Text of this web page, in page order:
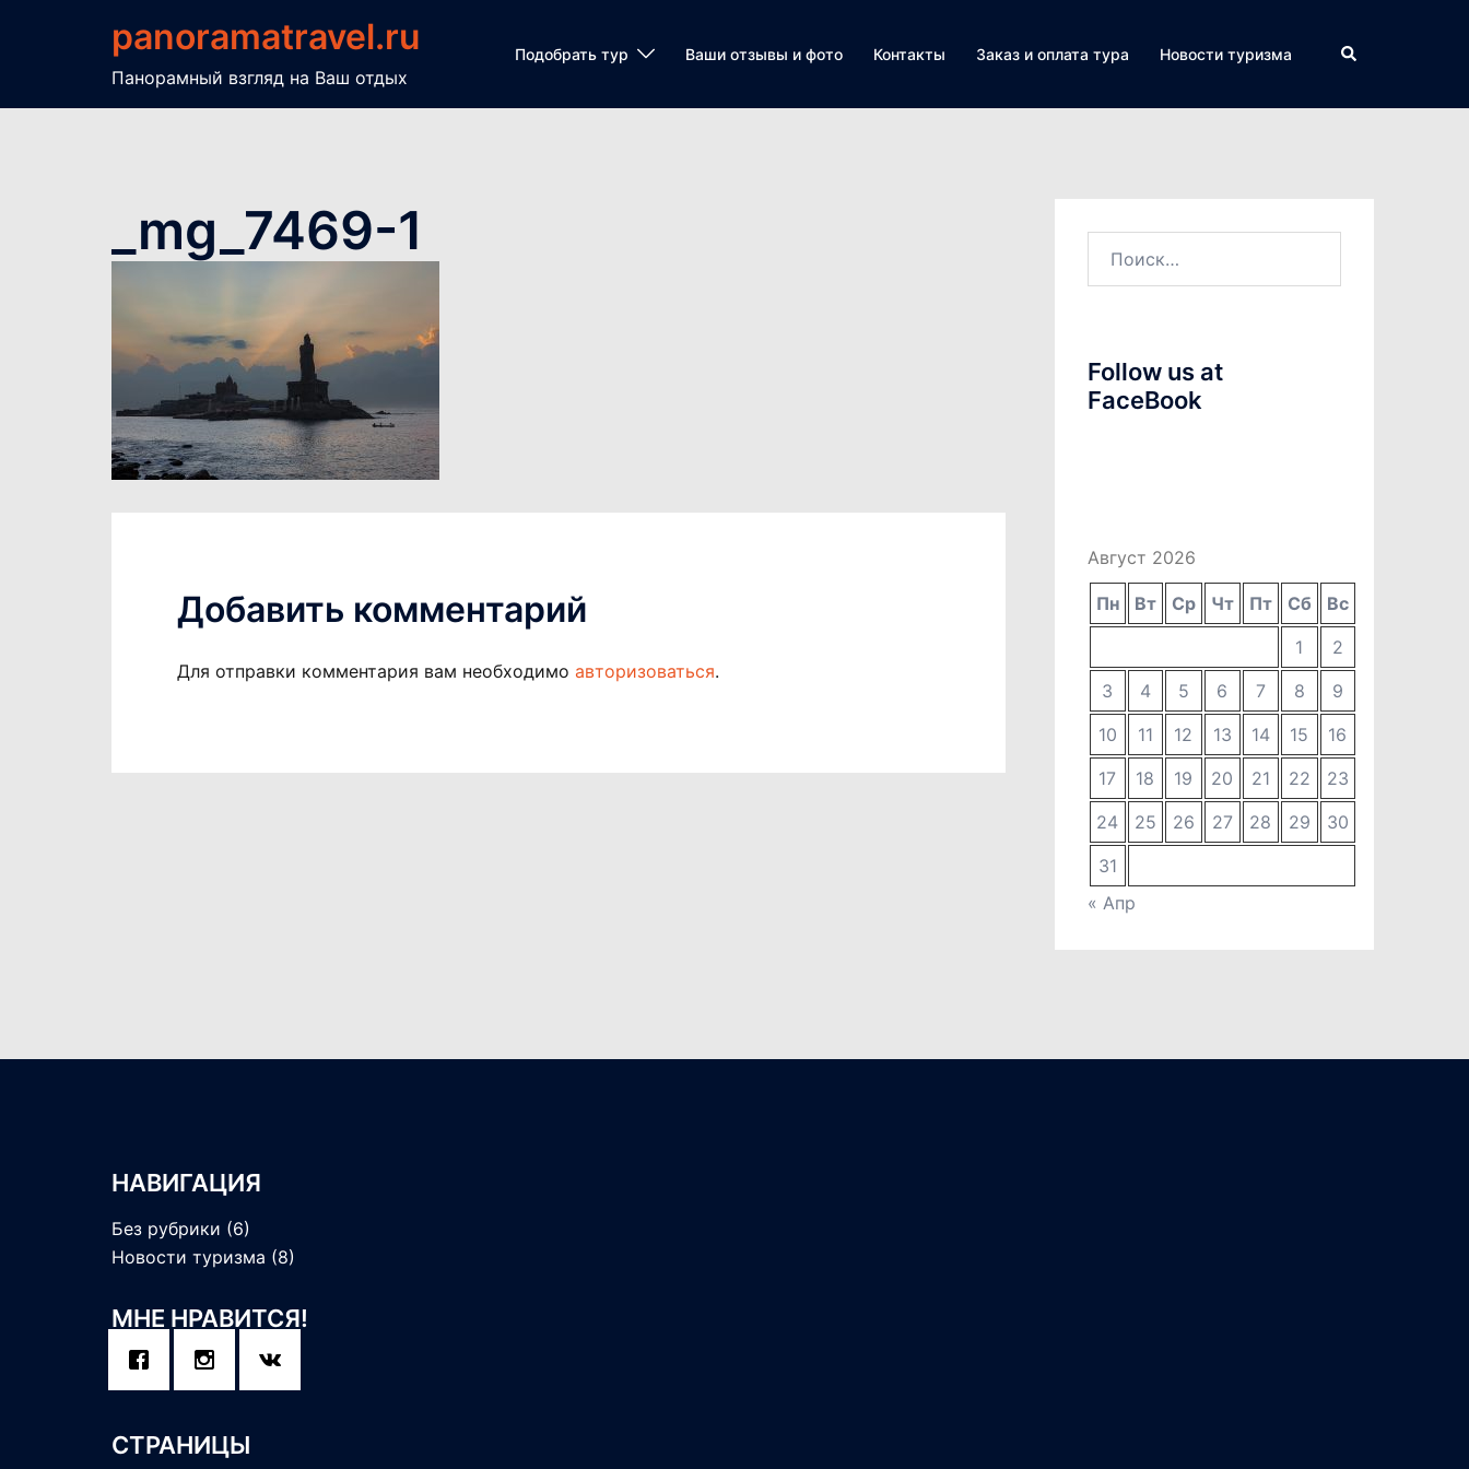
содержимому
panoramatravel.ru
Панорамный взгляд на Ваш отдых
Подобрать тур Ваши отзывы и фото Контакты Заказ и оплата тура Новости туризма Поиск
_mg_7469-1
Добавить комментарий
Для отправки комментария вам необходимо авторизоваться.
Follow us at
FaceBook
Август 2026
Пн Вт Ср Чт Пт Сб
Вс
1
2
3
4 5 6 7 8
9
10
11 12 13 14 15
16
17
18 19 20 21 22
23
24
25 26 27 28 29
30
31
« Апр
НАВИГАЦИЯ
Без рубрики (6)
Новости туризма (8)
МНЕ НРАВИТСЯ!
СТРАНИЦЫ